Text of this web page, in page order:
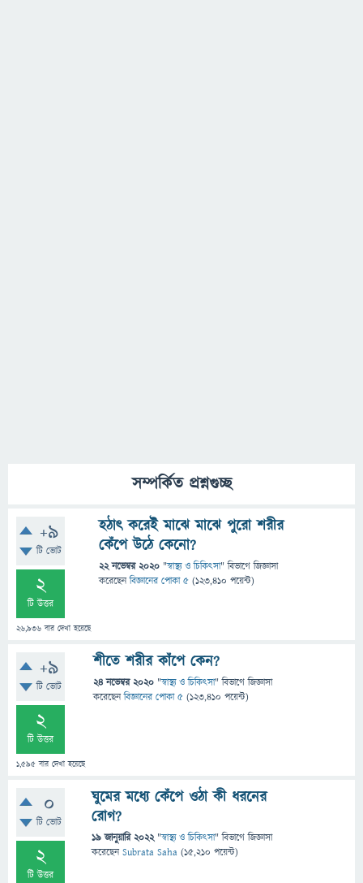
সম্পর্কিত প্রশ্নগুচ্ছ
+9
টি ভোট
2
টি উত্তর
26,936 বার দেখা হয়েছে
হঠাৎ করেই মাঝে মাঝে পুরো শরীর
কেঁপে উঠে কেনো?
22 নভেম্বর 2020 "স্বাস্থ্য ও চিকিৎসা" বিভাগে জিজ্ঞাসা
করেছেনবিজ্ঞানের পোকা ৫ (123,410 পয়েন্ট)
+9
টি ভোট
2
টি উত্তর
1,595 বার দেখা হয়েছে
শীতে শরীর কাঁপে কেন?
24 নভেম্বর 2020 "স্বাস্থ্য ও চিকিৎসা" বিভাগে জিজ্ঞাসা
করেছেনবিজ্ঞানের পোকা ৫ (123,410 পয়েন্ট)
0
টি ভোট
2
টি উত্তর
ঘুমের মধ্যে কেঁপে ওঠা কী ধরনের
রোগ?
19 জানুয়ারি 2022 "স্বাস্থ্য ও চিকিৎসা" বিভাগে জিজ্ঞাসা
করেছেনSubrata Saha (15,210 পয়েন্ট)